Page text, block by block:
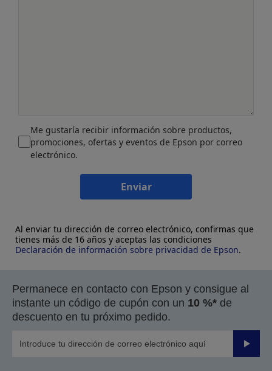
Me gustaría recibir información sobre productos,
promociones, ofertas y eventos de Epson por correo
electrónico.
Enviar
Al enviar tu dirección de correo electrónico, confirmas que
tienes más de 16 años y aceptas las condiciones
Declaración de información sobre privacidad de Epson.
Permanece en contacto con Epson y consigue al
instante un código de cupón con un 10 %* de
descuento en tu próximo pedido.
Enviar